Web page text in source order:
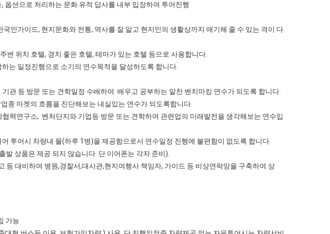
옵션으로 처리하는 문화.유적 답사를 내부 입장하여 투어진행
인가이드, 현지문화와 전통, 역사를 잘 알고 현지인의 생활상까지 애기해 줄 수 있는 격이 다
변 위치 호텔, 경치 좋은 호텔, 테마가 있는 호텔 등으로 사용합니다.
는 일정진행으로 소기의 연수목적을 달성하도록 합니다.
관 등 방문 또는 견학일정 수배하여 배우고 공부하는 알찬 벤치마킹 연수가 되도록 합니다.
종 마켓의 흐름을 진단해보는 내실있는 연수가 되도록합니다.
력연구소, 벤처단지와 기업등 방문 또는 견학하여 관련업의 미래발전을 생각해보는 연수입
투어시 차량내 물(하루 1병)을 제공함으로서 연수일정 진행에 불편함이 없도록 합니다.
발 상품은 제공 되지 않습니다. 단 이어폰는 각자 준비).
등 대비하여 병원,경찰서,대사관,현지여행사 책임자, 가이드 등 비상연락망을 구축하여 상
가능